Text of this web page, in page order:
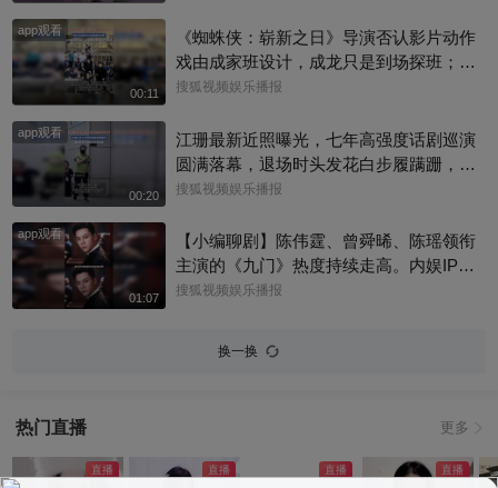
有哪些趣事吧#宋茜
app观看
00:11
《蜘蛛侠：崭新之日》导演否认影片动作
戏由成家班设计，成龙只是到场探班；本
片武指张鹏师从成家班的布拉德·艾伦，成
搜狐视频娱乐播报
app观看
00:20
江珊最新近照曝光，七年高强度话剧巡演
圆满落幕，退场时头发花白步履蹒跚，手
捂胸口状态疲惫
搜狐视频娱乐播报
app观看
01:07
【小编聊剧】陈伟霆、曾舜晞、陈瑶领衔
主演的《九门》热度持续走高。内娱IP改
编难得一见！陈伟霆版张启山，盗墓笔记
戏啦 @星同事 @小申小申 @小纪炖蘑菇
搜狐视频娱乐播报
换一换
热门直播 更多